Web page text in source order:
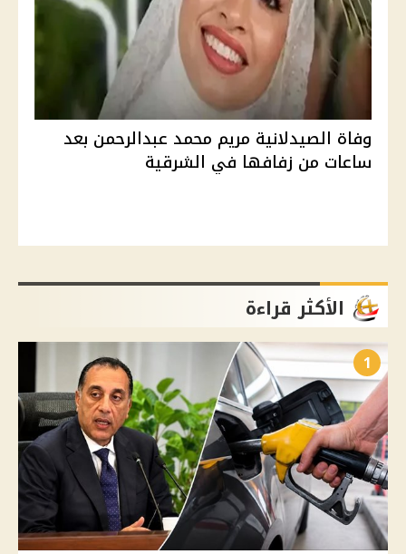
وفاة الصيدلانية مريم محمد عبدالرحمن بعد
ساعات من زفافها في الشرقية
الأكثر قراءة
1